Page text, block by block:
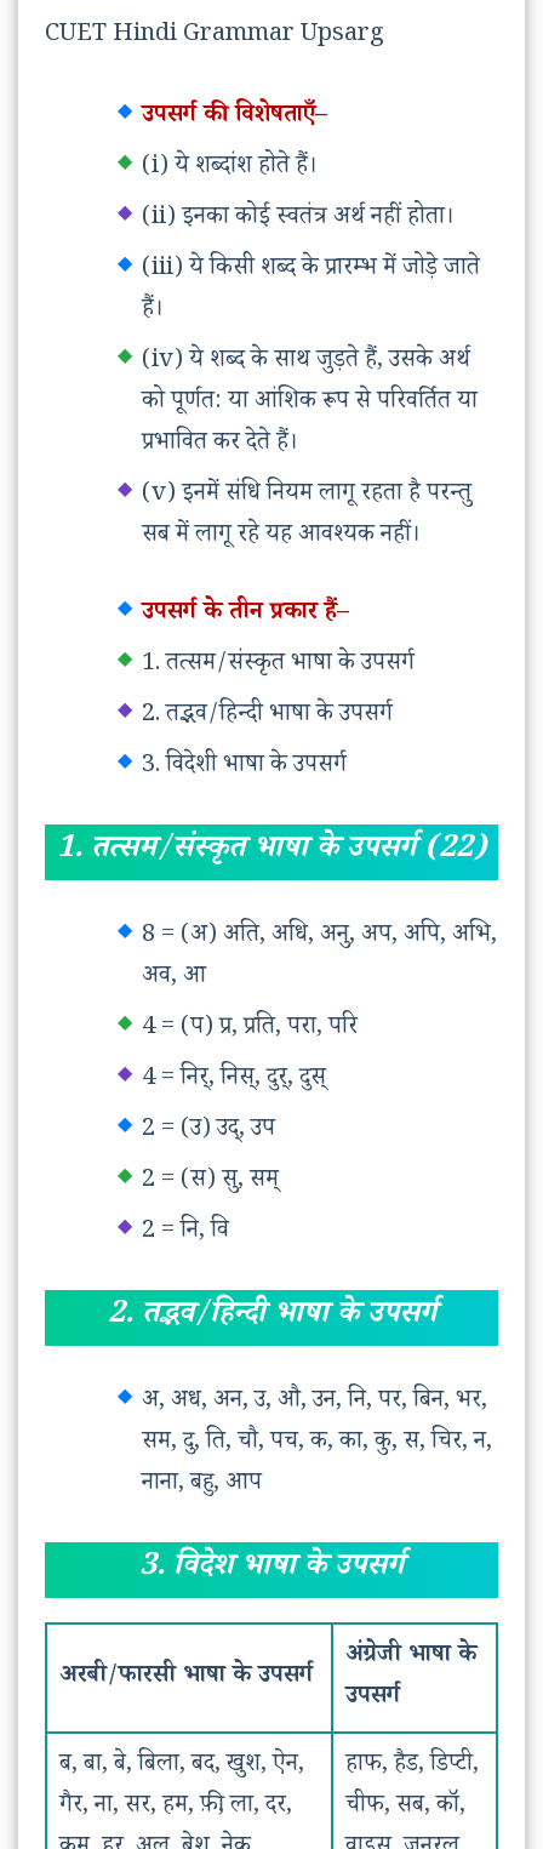
CUET Hindi Grammar Upsarg
उपसर्ग की विशेषताएँ–
(i) ये शब्दांश होते हैं।
(ii) इनका कोई स्वतंत्र अर्थ नहीं होता।
(iii) ये किसी शब्द के प्रारम्भ में जोड़े जाते
हैं।
(iv) ये शब्द के साथ जुड़ते हैं, उसके अर्थ
को पूर्णत: या आंशिक रूप से परिवर्तित या
प्रभावित कर देते हैं।
(v) इनमें संधि नियम लागू रहता है परन्तु
सब में लागू रहे यह आवश्यक नहीं।
उपसर्ग के तीन प्रकार हैं–
1. तत्सम/संस्कृत भाषा के उपसर्ग
2. तद्भव/हिन्दी भाषा के उपसर्ग
3. विदेशी भाषा के उपसर्ग
1. तत्सम/संस्कृत भाषा के उपसर्ग (22)
8 = (अ) अति, अधि, अनु, अप, अपि, अभि,
अव, आ
4 = (प) प्र, प्रति, परा, परि
4 = निर्, निस्, दुर्, दुस्
2 = (उ) उद्, उप
2 = (स) सु, सम्
2 = नि, वि
2. तद्भव/हिन्दी भाषा के उपसर्ग
अ, अध, अन, उ, औ, उन, नि, पर, बिन, भर,
सम, दु, ति, चौ, पच, क, का, कु, स, चिर, न,
नाना, बहु, आप
3. विदेश भाषा के उपसर्ग
अरबी/फारसी भाषा के उपसर्ग
अंग्रेजी भाषा के
उपसर्ग
ब, बा, बे, बिला, बद, खुश, ऐन,
गैर, ना, सर, हम, फ़ी, ला, दर,
हाफ, हैड, डिप्टी,
चीफ, सब, कॉ,